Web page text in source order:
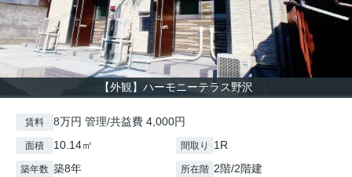
【外観】ハーモニーテラス野沢
賃料 8万円 管理/共益費 4,000円
面積 10.14㎡ 間取り 1R
築年数 築8年 所在階 2階/2階建